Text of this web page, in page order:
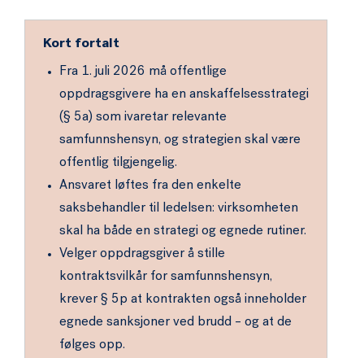
Kort fortalt
Fra 1. juli 2026 må offentlige
oppdragsgivere ha en anskaffelsesstrategi
(§ 5a) som ivaretar relevante
samfunnshensyn, og strategien skal være
offentlig tilgjengelig.
Ansvaret løftes fra den enkelte
saksbehandler til ledelsen: virksomheten
skal ha både en strategi og egnede rutiner.
Velger oppdragsgiver å stille
kontraktsvilkår for samfunnshensyn,
krever § 5p at kontrakten også inneholder
egnede sanksjoner ved brudd – og at de
følges opp.